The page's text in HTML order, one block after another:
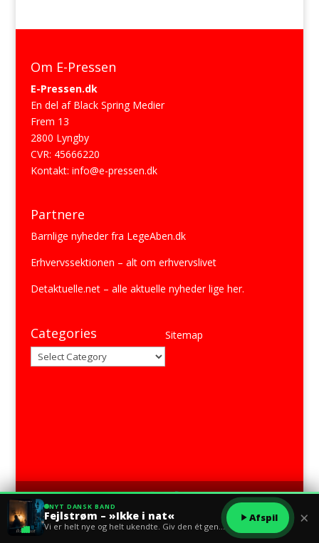
Om E-Pressen
E-Pressen.dk
En del af Black Spring Medier
Frem 13
2800 Lyngby
CVR: 45666220
Kontakt: info@e-pressen.dk
Partnere
Barnlige nyheder fra LegeAben.dk
Erhvervssektionen – alt om erhvervslivet
Detaktuelle.net– alle aktuelle nyheder lige her.
Categories
Categories
Sitemap
Se flere af Black Springs medier her
NYT DANSK BAND
Fejlstrøm – »Ikke i nat«
Vi er helt nye og helt ukendte. Giv den ét gennemlyt?
Afspil ×